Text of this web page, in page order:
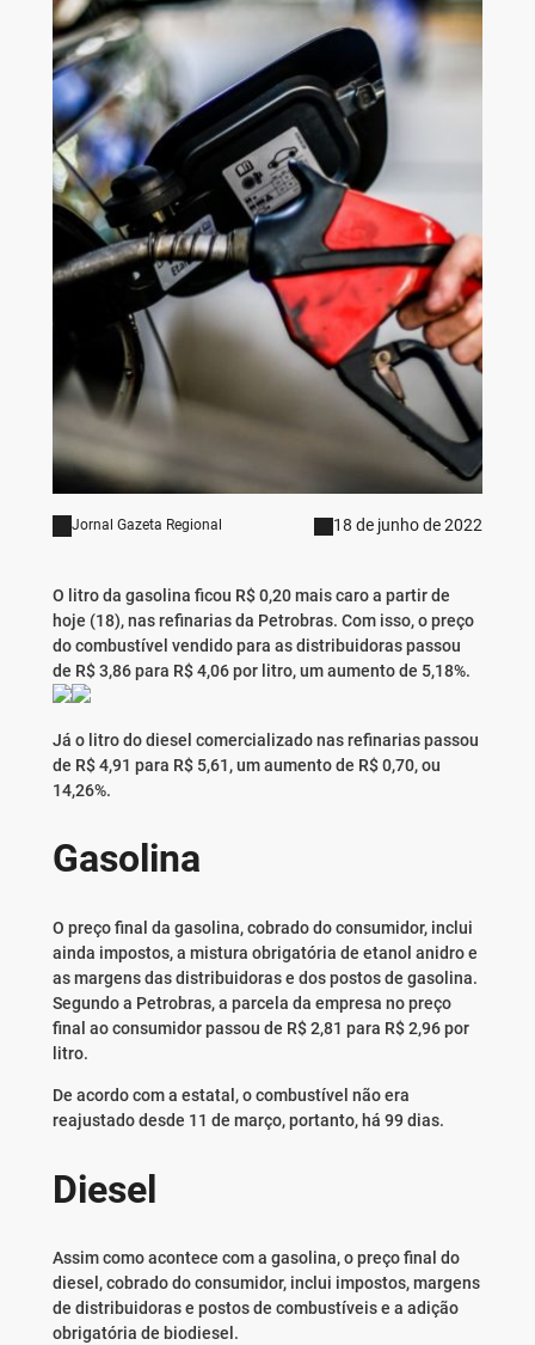
Jornal Gazeta Regional 18 de junho de 2022
O litro da gasolina ficou R$ 0,20 mais caro a partir de
hoje (18), nas refinarias da Petrobras. Com isso, o preço
do combustível vendido para as distribuidoras passou
de R$ 3,86 para R$ 4,06 por litro, um aumento de 5,18%.
Já o litro do diesel comercializado nas refinarias passou
de R$ 4,91 para R$ 5,61, um aumento de R$ 0,70, ou
14,26%.
Gasolina
O preço final da gasolina, cobrado do consumidor, inclui
ainda impostos, a mistura obrigatória de etanol anidro e
as margens das distribuidoras e dos postos de gasolina.
Segundo a Petrobras, a parcela da empresa no preço
final ao consumidor passou de R$ 2,81 para R$ 2,96 por
litro.
De acordo com a estatal, o combustível não era
reajustado desde 11 de março, portanto, há 99 dias.
Diesel
Assim como acontece com a gasolina, o preço final do
diesel, cobrado do consumidor, inclui impostos, margens
de distribuidoras e postos de combustíveis e a adição
obrigatória de biodiesel.